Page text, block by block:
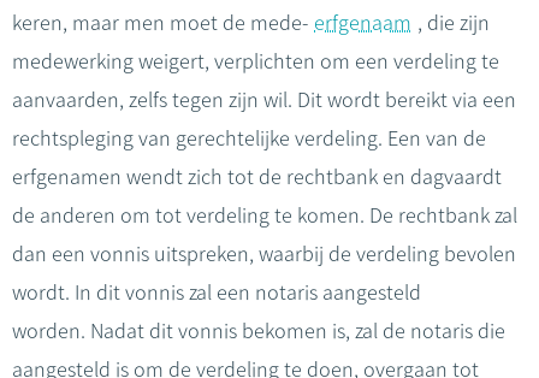
keren, maar men moet de mede- erfgenaam , die zijn
medewerking weigert, verplichten om een verdeling te
aanvaarden, zelfs tegen zijn wil. Dit wordt bereikt via een
rechtspleging van gerechtelijke verdeling. Een van de
erfgenamen wendt zich tot de rechtbank en dagvaardt
de anderen om tot verdeling te komen. De rechtbank zal
dan een vonnis uitspreken, waarbij de verdeling bevolen
wordt. In dit vonnis zal een notaris aangesteld
worden. Nadat dit vonnis bekomen is, zal de notaris die
aangesteld is om de verdeling te doen, overgaan tot